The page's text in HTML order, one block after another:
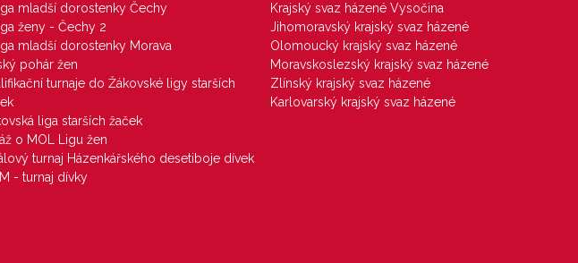
mladší dorostenky Čechy
ženy - Čechy 2
mladší dorostenky Morava
pohár žen
turnaje do Žákovské ligy starších
liga starších žaček
o MOL Ligu žen
turnaj Házenkářského desetiboje dívek
- turnaj dívky
Krajský svaz házené Vysočina
Jihomoravský krajský svaz házené
Olomoucký krajský svaz házené
Moravskoslezský krajský svaz házené
Zlínský krajský svaz házené
Karlovarský krajský svaz házené